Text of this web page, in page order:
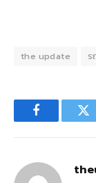
the update ร
Facebook